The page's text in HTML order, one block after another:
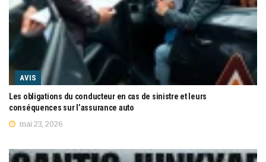
AVIS
Les obligations du conducteur en cas de sinistre et leurs
conséquences sur l’assurance auto
mai 23, 2026